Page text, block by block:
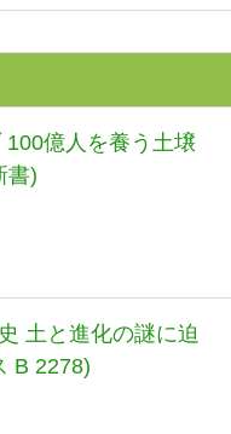
億人を養う土壌
書)
土と進化の謎に迫
B 2278)